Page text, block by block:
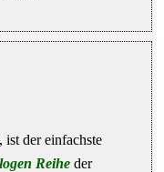
ist der einfachste
Reihe der